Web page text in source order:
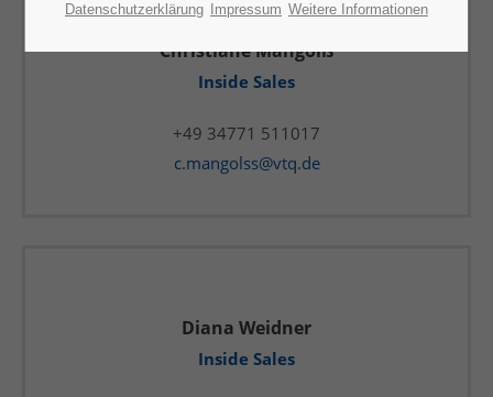
Christiane Mangolß
Inside Sales
+49 34771 511017
c.mangolss@vtq.de
Diana Weidner
Inside Sales
Datenschutzerklärung Impressum Weitere Informationen